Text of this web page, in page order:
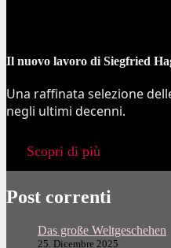
Il nuovo lavoro di Siegfried
Una raffinata selezione
negli ultimi decenni.
Scopri di più
Post correnti
Das große Weltgeschehen
25. Dicembre 2025